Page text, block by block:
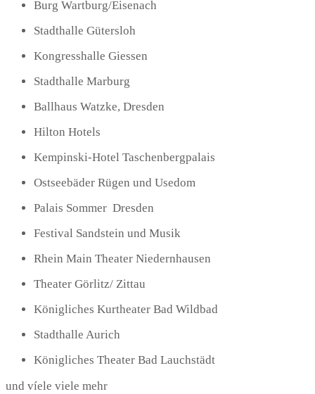
Burg Wartburg/Eisenach
Stadthalle Gütersloh
Kongresshalle Giessen
Stadthalle Marburg
Ballhaus Watzke, Dresden
Hilton Hotels
Kempinski-Hotel Taschenbergpalais
Ostseebäder Rügen und Usedom
Palais Sommer Dresden
Festival Sandstein und Musik
Rhein Main Theater Niedernhausen
Theater Görlitz/ Zittau
Königliches Kurtheater Bad Wildbad
Stadthalle Aurich
Königliches Theater Bad Lauchstädt
und víele viele mehr